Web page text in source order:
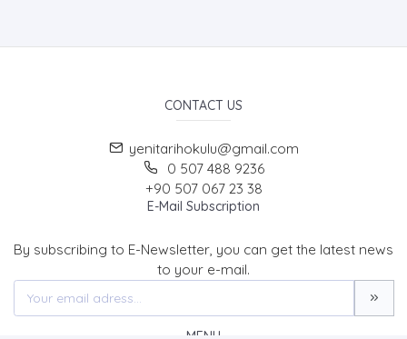
CONTACT US
yenitarihokulu@gmail.com
0 507 488 9236
+90 507 067 23 38
E-Mail Subscription
By subscribing to E-Newsletter, you can get the latest news
to your e-mail.